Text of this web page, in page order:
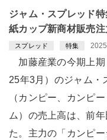
ジャム・スプレッド
紙カップ新商材販売注
スプレッド 特集
加藤産業の今期上期
25年3月）のジャム・
（カンピー、カンピ
ム）の売上高は、前
た。主力の「カンピ